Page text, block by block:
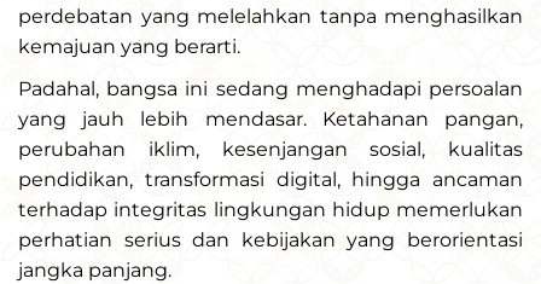
perdebatan yang melelahkan tanpa menghasilkan
kemajuan yang berarti.
Padahal, bangsa ini sedang menghadapi persoalan
yang jauh lebih mendasar. Ketahanan pangan,
perubahan iklim, kesenjangan sosial, kualitas
pendidikan, transformasi digital, hingga ancaman
terhadap integritas lingkungan hidup memerlukan
perhatian serius dan kebijakan yang berorientasi
jangka panjang.